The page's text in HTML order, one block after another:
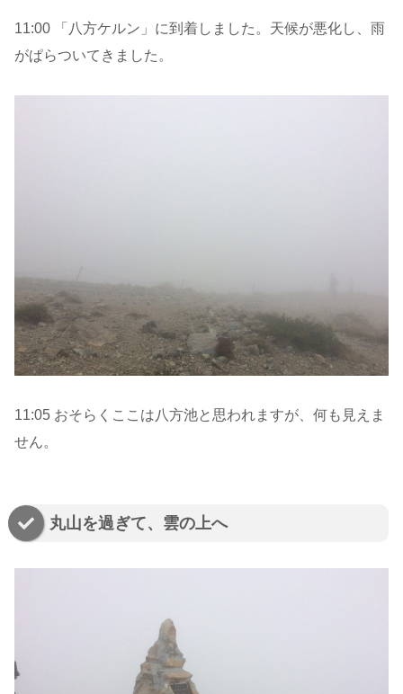
11:00 「八方ケルン」に到着しました。天候が悪化し、雨
がぱらついてきました。
11:05 おそらくここは八方池と思われますが、何も見えま
せん。
丸山を過ぎて、雲の上へ